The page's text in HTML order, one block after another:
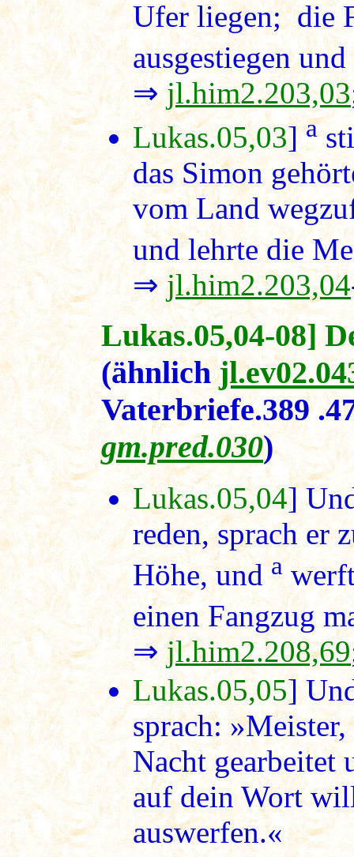
Ufer liegen; die
ausgestiegen
⇒ jl.him2.203,03
Lukas.05,03]a
das Simon
vom Land
und lehrte die
⇒jl.him2.203,04
Lukas.05,04-08]
(ähnlich
Vaterbriefe.389
gm.pred.030)
Lukas.05,04]
reden, sprach er
Höhe, unda
einen Fangzug
⇒jl.him2.208,69
Lukas.05,05]
sprach:
Nacht gearbeitet
auf dein Wort
auswerfen.«